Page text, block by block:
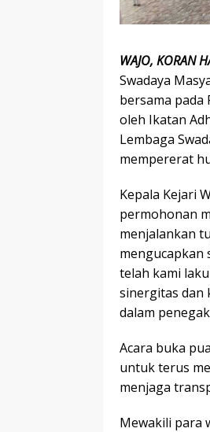
WAJO, KORAN
Swadaya
bersama pada
oleh Ikatan
Lembaga
mempererat
Kepala Kejari
permohonan
menjalankan
mengucapkan
telah kami
sinergitas dan
dalam
Acara buka
untuk terus
menjaga
Mewakili para